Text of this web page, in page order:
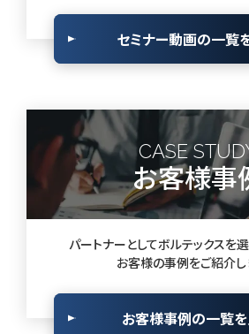
セミナー動画の一覧
CASE
お客様事
パートナーとしてボルテックスを
お客様の事例をご紹介し
お客様事例の一覧